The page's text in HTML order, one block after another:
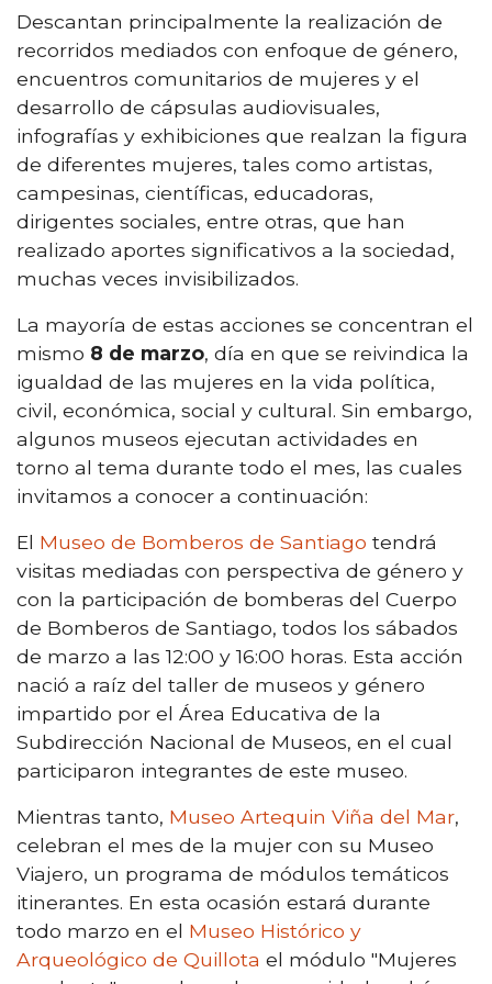
Descantan principalmente la realización de
recorridos mediados con enfoque de género,
encuentros comunitarios de mujeres y el
desarrollo de cápsulas audiovisuales,
infografías y exhibiciones que realzan la figura
de diferentes mujeres, tales como artistas,
campesinas, científicas, educadoras,
dirigentes sociales, entre otras, que han
realizado aportes significativos a la sociedad,
muchas veces invisibilizados.
La mayoría de estas acciones se concentran el
mismo 8 de marzo, día en que se reivindica la
igualdad de las mujeres en la vida política,
civil, económica, social y cultural. Sin embargo,
algunos museos ejecutan actividades en
torno al tema durante todo el mes, las cuales
invitamos a conocer a continuación:
El Museo de Bomberos de Santiago tendrá
visitas mediadas con perspectiva de género y
con la participación de bomberas del Cuerpo
de Bomberos de Santiago, todos los sábados
de marzo a las 12:00 y 16:00 horas. Esta acción
nació a raíz del taller de museos y género
impartido por el Área Educativa de la
Subdirección Nacional de Museos, en el cual
participaron integrantes de este museo.
Mientras tanto, Museo Artequin Viña del Mar,
celebran el mes de la mujer con su Museo
Viajero, un programa de módulos temáticos
itinerantes. En esta ocasión estará durante
todo marzo en el Museo Histórico y
Arqueológico de Quillota el módulo "Mujeres